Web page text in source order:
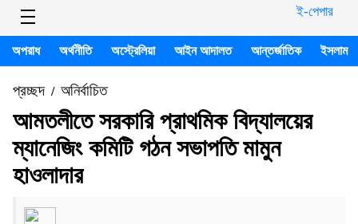
ই-পেপার
অপরাধ অর্থনীতি অস্ট্রেলিয়া আইন আদালত আন্তর্জাতিক ইসলাম
প্রচ্ছদ/ অনির্বাচিত
আমতলীতে সরকারি প্রাথমিক বিদ্যালয়ের
ম্যানেজিং কমিটি গঠন সভাপতি মামুন
হাওলাদার